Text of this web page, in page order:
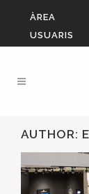
ÀREA
USUARIS
AUTHOR: